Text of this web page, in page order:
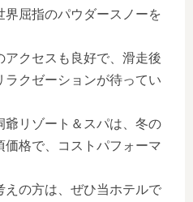
界屈指のパウダースノーを
アクセスも良好で、滑走後
クゼーションが待ってい
爺リゾート＆スパは、冬の
格で、コストパフォーマ
の方は、ぜひ当ホテルで